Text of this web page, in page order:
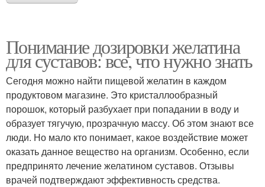
Понимание дозировки желатина
для суставов: все, что нужно знать
Сегодня можно найти пищевой желатин в каждом
продуктовом магазине. Это кристаллообразный
порошок, который разбухает при попадании в воду и
образует тягучую, прозрачную массу. Об этом знают все
люди. Но мало кто понимает, какое воздействие может
оказать данное вещество на организм. Особенно, если
предпринято лечение желатином суставов. Отзывы
врачей подтверждают эффективность средства.